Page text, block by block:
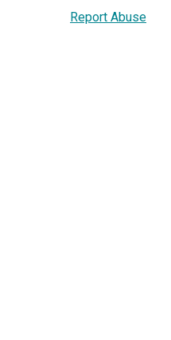
Report Abuse